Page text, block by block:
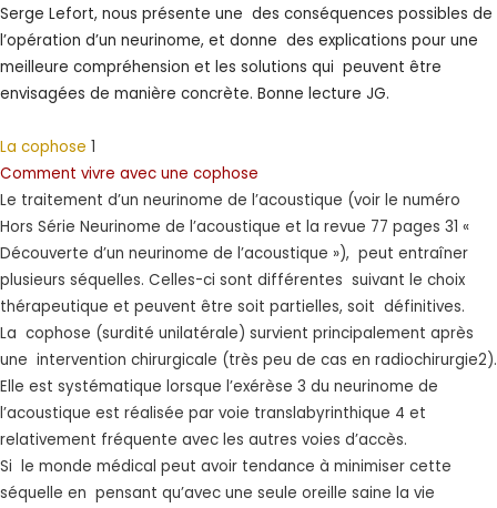
Serge Lefort, nous présente une des conséquences possibles de
l’opération d’un neurinome, et donne des explications pour une
meilleure compréhension et les solutions qui peuvent être
envisagées de manière concrète. Bonne lecture JG.
La cophose 1
Comment vivre avec une cophose
Le traitement d’un neurinome de l’acoustique (voir le numéro
Hors Série Neurinome de l’acoustique et la revue 77 pages 31 «
Découverte d’un neurinome de l’acoustique »), peut entraîner
plusieurs séquelles. Celles-ci sont différentes suivant le choix
thérapeutique et peuvent être soit partielles, soit définitives.
La cophose (surdité unilatérale) survient principalement après
une intervention chirurgicale (très peu de cas en radiochirurgie2).
Elle est systématique lorsque l’exérèse 3 du neurinome de
l’acoustique est réalisée par voie translabyrinthique 4 et
relativement fréquente avec les autres voies d’accès.
Si le monde médical peut avoir tendance à minimiser cette
séquelle en pensant qu’avec une seule oreille saine la vie